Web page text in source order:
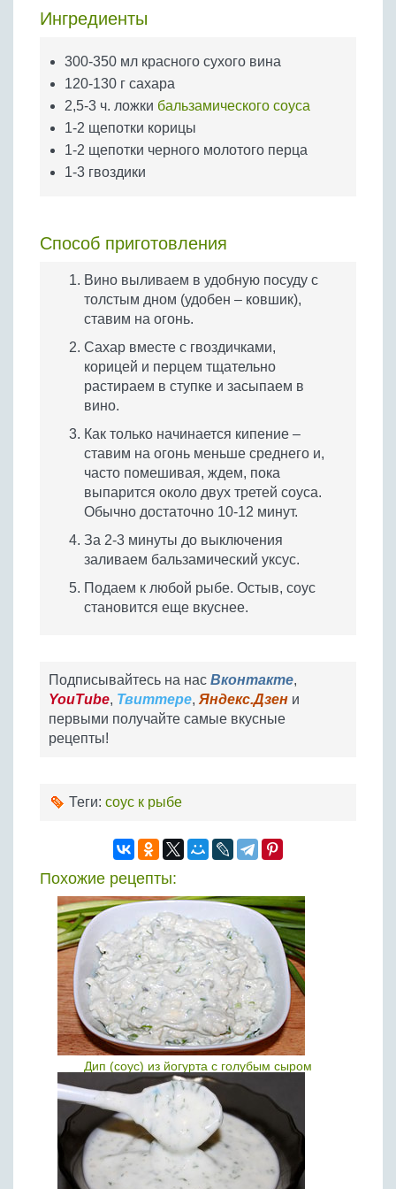
Крупы
Ингредиенты
300-350 мл красного сухого вина
120-130 г сахара
2,5-3 ч. ложки бальзамического соуса
1-2 щепотки корицы
1-2 щепотки черного молотого перца
1-3 гвоздики
Способ приготовления
Вино выливаем в удобную посуду с
толстым дном (удобен – ковшик),
ставим на огонь.
Сахар вместе с гвоздичками,
корицей и перцем тщательно
растираем в ступке и засыпаем в
вино.
Как только начинается кипение –
ставим на огонь меньше среднего и,
часто помешивая, ждем, пока
выпарится около двух третей соуса.
Обычно достаточно 10-12 минут.
За 2-3 минуты до выключения
заливаем бальзамический уксус.
Подаем к любой рыбе. Остыв, соус
становится еще вкуснее.
Подписывайтесь на нас Вконтакте,
YouTube, Твиттере, Яндекс.Дзен и
первыми получайте самые вкусные
рецепты!
Теги: соус к рыбе
Похожие рецепты:
Дип (соус) из йогурта с голубым сыром